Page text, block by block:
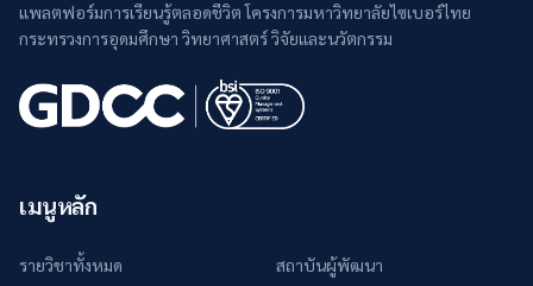
แพลตฟอร์มการเรียนรู้ตลอดชีวิต โครงการมหาวิทยาลัยไซเบอร์ไทย
กระทรวงการอุดมศึกษา วิทยาศาสตร์ วิจัยและนวัตกรรม
เมนูหลัก
รายวิชาทั้งหมด
สถาบันผู้พัฒนา